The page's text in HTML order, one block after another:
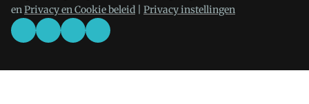
enPrivacy en Cookie beleid Privacy instellingen